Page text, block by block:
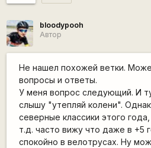
bloodypooh
Автор
Не нашел похожей ветки.
вопросы и ответы.
У меня вопрос следующий. И
слышу "утепляй колени".
северные классики этого
т.д. часто вижу что даже в +5
спокойно в велотрусах. Ну